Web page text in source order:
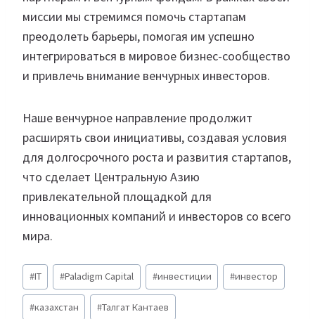
миссии мы стремимся помочь стартапам
преодолеть барьеры, помогая им успешно
интегрироваться в мировое бизнес-сообщество
и привлечь внимание венчурных инвесторов.
Наше венчурное направление продолжит
расширять свои инициативы, создавая условия
для долгосрочного роста и развития стартапов,
что сделает Центральную Азию
привлекательной площадкой для
инновационных компаний и инвесторов со всего
мира.
Метки
записи:
#IT #Paladigm Capital #инвестиции #инвестор
#казахстан #Талгат Кантаев